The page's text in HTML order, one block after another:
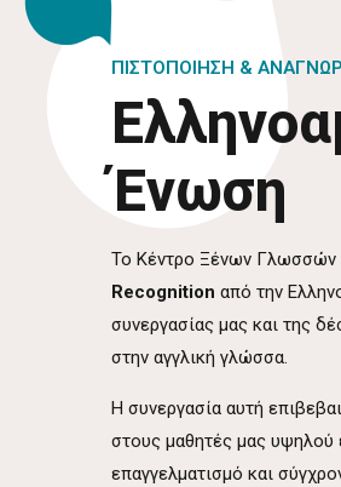
ΠΙΣΤΟΠΟΙΗΣΗ &
Ένωση
Το Κέντρο Ξένων Γλωσσών
Recognition από την
συνεργασίας μας και της
στην αγγλική γλώσσα.
Η συνεργασία αυτή
στους μαθητές μας υψηλού
επαγγελματισμό και